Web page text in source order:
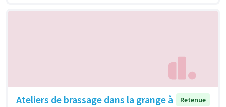
Ateliers de brassage dans la grange à
Retenue